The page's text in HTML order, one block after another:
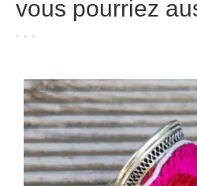
vous pourriez